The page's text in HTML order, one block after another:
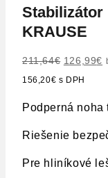
Stabilizátor
KRAUSE
211,64€ Pôvodná
cena
211,64€.
126,99€
156,20€ s DPH
Podperná noha
Riešenie
Pre hliníkové